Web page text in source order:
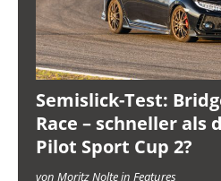
Semislick-Test:
Race – schneller als
Pilot Sport Cup 2?
von Moritz Nolte in Features